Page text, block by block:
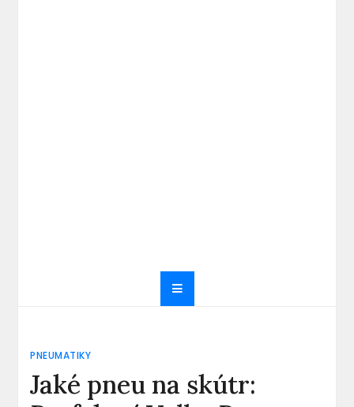
PNEUMATIKY
Jaké pneu na skútr: